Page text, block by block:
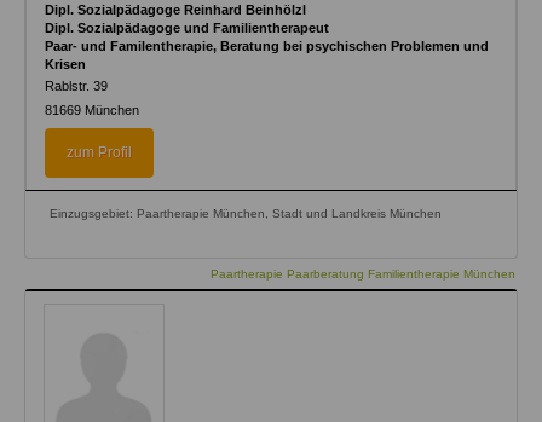
Dipl. Sozialpädagoge Reinhard Beinhölzl
Dipl. Sozialpädagoge und Familientherapeut
Paar- und Familentherapie, Beratung bei psychischen Problemen und
Krisen
Rablstr. 39
81669 München
zum Profil
Einzugsgebiet: Paartherapie München, Stadt und Landkreis München
Paartherapie Paarberatung Familientherapie München